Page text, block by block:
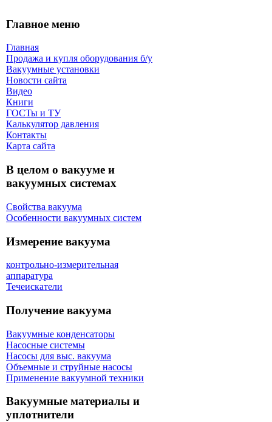
Главное меню
Главная
Продажа и купля оборудования б/y
Вакуумные установки
Новости сайта
Видео
Книги
ГОСТы и ТУ
Калькулятор давления
Контакты
Карта сaйта
В целом о вакууме и
вакуумных системах
Свойства вакуума
Особенности вакуумных систем
Измерение вакуума
контрольно-измерительная
аппаратура
Течеискатели
Получение вакуума
Вакуумные конденсаторы
Насосные системы
Насосы для выс. вакуума
Объемные и струйные насосы
Применение вакуумной техники
Вакуумные материалы и
уплотнители